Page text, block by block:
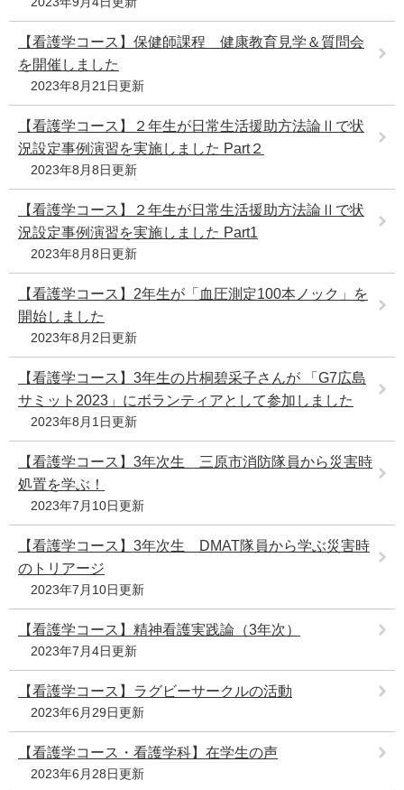
【看護学コース】保健師課程 健康教育見学＆質問会
を開催しました
2023年8月21日更新
【看護学コース】２年生が日常生活援助方法論Ⅱで状
況設定事例演習を実施しました Part２
2023年8月8日更新
【看護学コース】２年生が日常生活援助方法論Ⅱで状
況設定事例演習を実施しました Part1
2023年8月8日更新
【看護学コース】2年生が「血圧測定100本ノック」を
開始しました
2023年8月2日更新
【看護学コース】3年生の片桐碧采子さんが 「G7広島
サミット2023」にボランティアとして参加しました
2023年8月1日更新
【看護学コース】3年次生 三原市消防隊員から災害時
処置を学ぶ！
2023年7月10日更新
【看護学コース】3年次生 DMAT隊員から学ぶ災害時
のトリアージ
2023年7月10日更新
【看護学コース】精神看護実践論（3年次）
2023年7月4日更新
【看護学コース】ラグビーサークルの活動
2023年6月29日更新
【看護学コース・看護学科】在学生の声
2023年6月28日更新